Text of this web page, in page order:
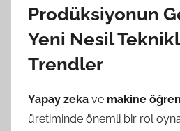
Prodüksiyonun
Yeni Nesil
Trendler
Yapay zeka ve makine
üretiminde önemli bir rol